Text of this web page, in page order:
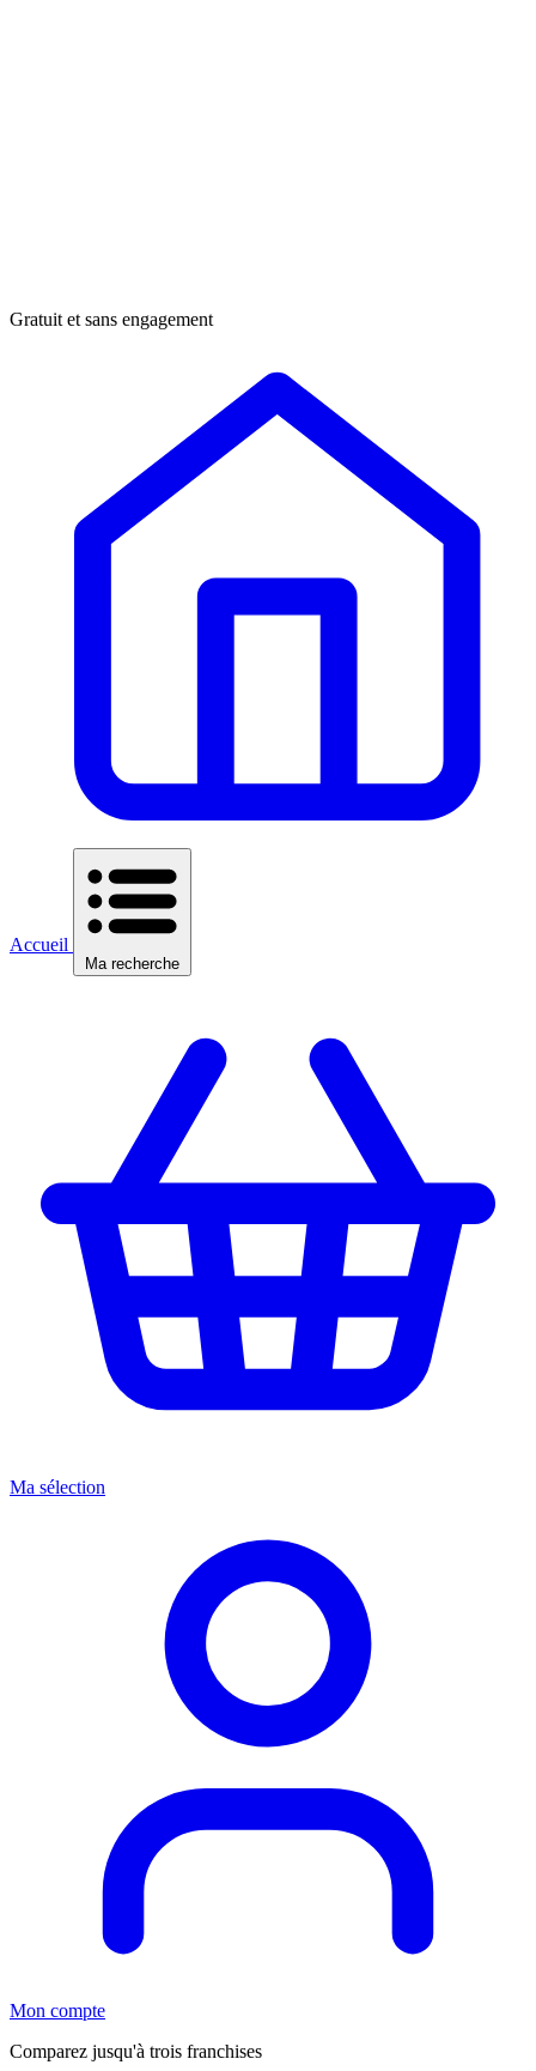
Gratuit et sans engagement
Accueil
Ma recherche
Ma sélection
Mon compte
Comparez jusqu'à trois franchises